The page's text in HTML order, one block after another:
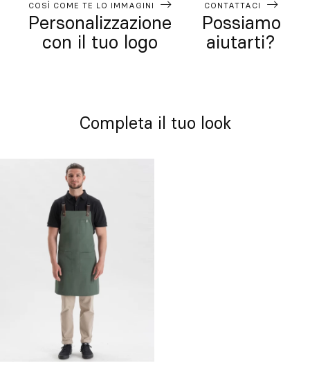
COSÌ COME TE LO IMMAGINI
Personalizzazione
con il tuo logo
CONTATTACI
Possiamo
aiutarti?
Completa il tuo look